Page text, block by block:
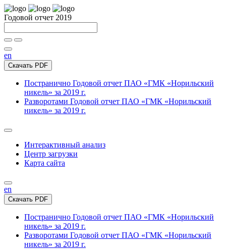
Годовой отчет 2019
en
Скачать PDF
Постранично Годовой отчет ПАО «ГМК «Норильский
никель» за 2019 г.
Разворотами Годовой отчет ПАО «ГМК «Норильский
никель» за 2019 г.
Интерактивный анализ
Центр загрузки
Карта сайта
en
Скачать PDF
Постранично Годовой отчет ПАО «ГМК «Норильский
никель» за 2019 г.
Разворотами Годовой отчет ПАО «ГМК «Норильский
никель» за 2019 г.